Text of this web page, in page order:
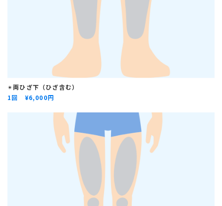
✴︎両ひざ下（ひざ含む）
1回 ¥6,000円